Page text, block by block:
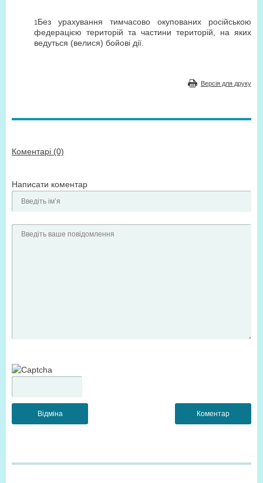
1 Без урахування тимчасово окупованих російською
федерацією територій та частини територій, на яких
ведуться (велися) бойові дії.
Версія для друку
Коментарі (0)
Написати коментар